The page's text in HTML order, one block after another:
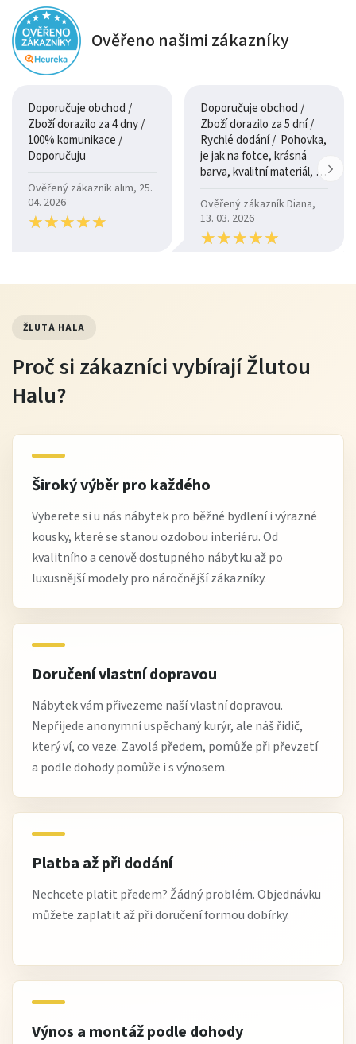
Ověřeno našimi zákazníky
Doporučuje obchod /
Zboží dorazilo za 4 dny /
100% komunikace /
Doporučuju
Ověřený zákazník alim, 25.
04. 2026
★★★★★
★★★★★
Doporučuje obchod /
Zboží dorazilo za 5 dní /
Rychlé dodání / Pohovka,
je jak na fotce, krásná
barva, kvalitní materiál, a
Ověřený zákazník Diana,
13. 03. 2026
★★★★★
★★★★★
ŽLUTÁ HALA
Proč si zákazníci vybírají Žlutou
Halu?
Široký výběr pro každého
Vyberete si u nás nábytek pro běžné bydlení i výrazné
kousky, které se stanou ozdobou interiéru. Od
kvalitního a cenově dostupného nábytku až po
luxusnější modely pro náročnější zákazníky.
Doručení vlastní dopravou
Nábytek vám přivezeme naší vlastní dopravou.
Nepřijede anonymní uspěchaný kurýr, ale náš řidič,
který ví, co veze. Zavolá předem, pomůže při převzetí
a podle dohody pomůže i s výnosem.
Platba až při dodání
Nechcete platit předem? Žádný problém. Objednávku
můžete zaplatit až při doručení formou dobírky.
Výnos a montáž podle dohody